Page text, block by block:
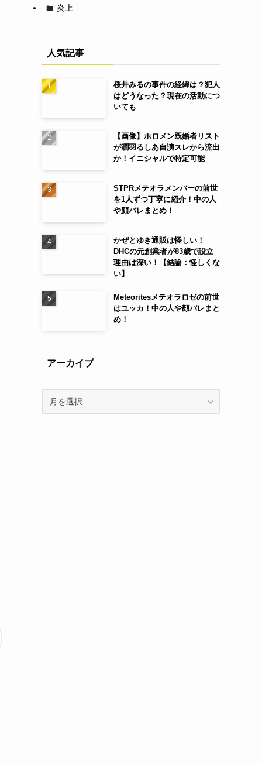
炎上
人気記事
桜井みるの事件の経緯は？犯人
はどうなった？現在の活動につ
いても
【画像】ホロメン既婚者リスト
が潤羽るしあ自演スレから流出
か！イニシャルで特定可能
STPRメテオラメンバーの前世
を1人ずつ丁寧に紹介！中の人
や顔バレまとめ！
かぜとゆき通販は怪しい！
DHCの元創業者が83歳で設立
理由は深い！【結論：怪しくな
い】
Meteoritesメテオラロゼの前世
はユッカ！中の人や顔バレまと
め！
アーカイブ